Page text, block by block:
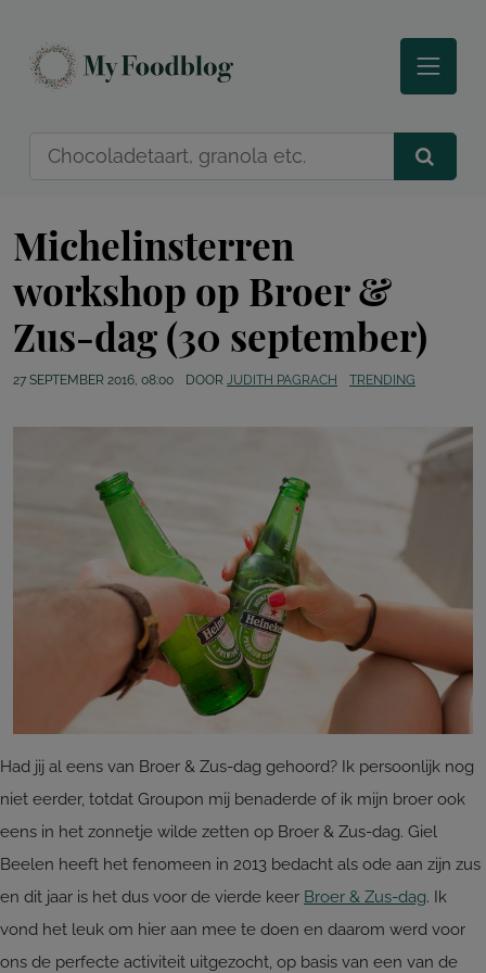
Michelinsterren
workshop op Broer &
Zus-dag (30 september)
27 SEPTEMBER 2016, 08:00 DOOR JUDITH PAGRACH TRENDING
Had jij al eens van Broer & Zus-dag gehoord? Ik persoonlijk nog
niet eerder, totdat Groupon mij benaderde of ik mijn broer ook
eens in het zonnetje wilde zetten op Broer & Zus-dag. Giel
Beelen heeft het fenomeen in 2013 bedacht als ode aan zijn zus
en dit jaar is het dus voor de vierde keer Broer & Zus-dag. Ik
vond het leuk om hier aan mee te doen en daarom werd voor
ons de perfecte activiteit uitgezocht, op basis van een van de